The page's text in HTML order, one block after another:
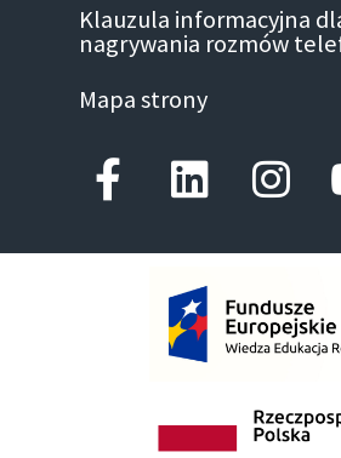
Klauzula informacyjna
nagrywania rozmów
Mapa strony
Facebook-f
Linkedin